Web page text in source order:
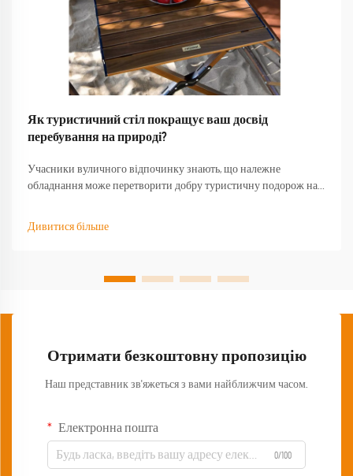
Як туристичний стіл покращує ваш досвід
перебування на природі?
Учасники вуличного відпочинку знають, що належне
обладнання може перетворити добру туристичну подорож на
для безлічі активностей на свіжому повітрі...
Дивитися більше
Отримати безкоштовну пропозицію
Наш представник зв'яжеться з вами найближчим часом.
Електронна пошта
0/100